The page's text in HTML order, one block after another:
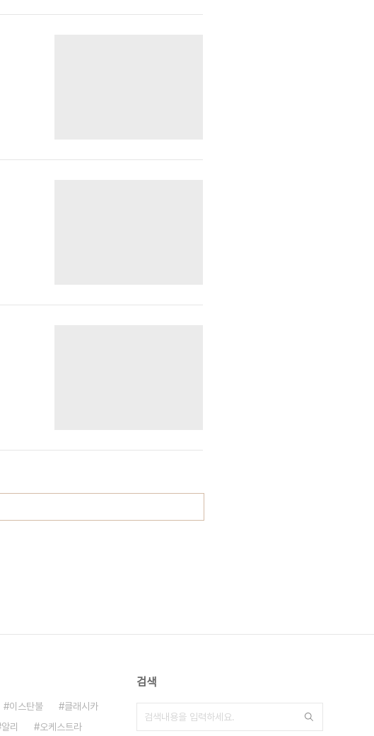
이스탄불
클래시카
알리 오케스트라
검색